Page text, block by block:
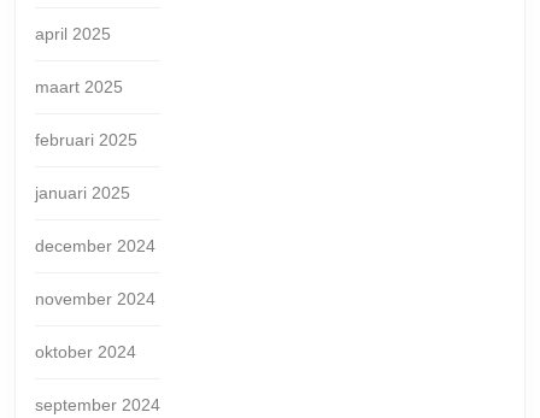
april 2025
maart 2025
februari 2025
januari 2025
december 2024
november 2024
oktober 2024
september 2024